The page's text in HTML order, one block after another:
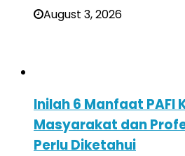
August 3, 2026
Inilah 6 Manfaat
Masyarakat dan
Perlu Diketahui